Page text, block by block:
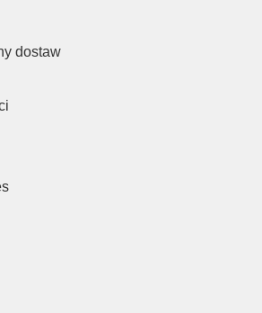
dostaw